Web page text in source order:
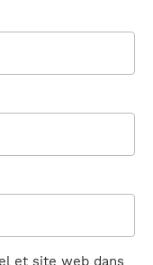
et site web dans